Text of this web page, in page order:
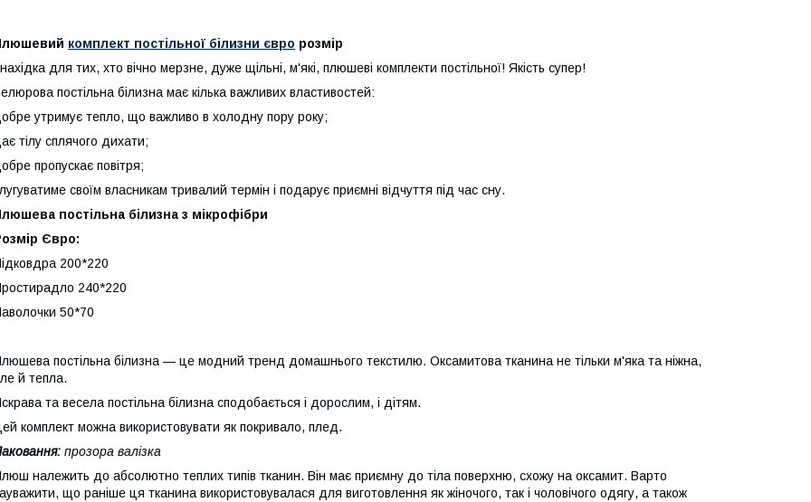
комплект постільної білизни євро розмір
для тих, хто вічно мерзне, дуже щільні, м'які, плюшеві комплекти постільної! Якість супер!
постільна білизна має кілька важливих властивостей:
утримує тепло, що важливо в холодну пору року;
тілу сплячого дихати;
пропускає повітря;
своїм власникам тривалий термін і подарує приємні відчуття під час сну.
постільна білизна з мікрофібри
Євро:
200*220
240*220
50*70
постільна білизна — це модний тренд домашнього текстилю. Оксамитова тканина не тільки м'яка та ніжна,
й тепла.
та весела постільна білизна сподобається і дорослим, і дітям.
комплект можна використовувати як покривало, плед.
прозора валізка
належить до абсолютно теплих типів тканин. Він має приємну до тіла поверхню, схожу на оксамит. Варто
що раніше ця тканина використовувалася для виготовлення як жіночого, так і чоловічого одягу, а також